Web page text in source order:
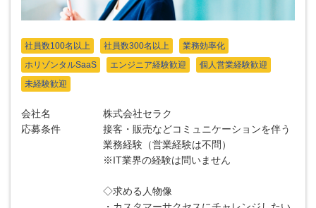
社員数100名以上 社員数300名以上
業務効率化
ホリゾンタルSaaS
エンジニア経験歓迎
個人営業経験歓迎
未経験歓迎
会社名
株式会社セラク
応募条件
接客・販売などコミュニケーションを伴う
業務経験（営業経験は不問）
※IT業界の経験は問いません
◇求める人物像